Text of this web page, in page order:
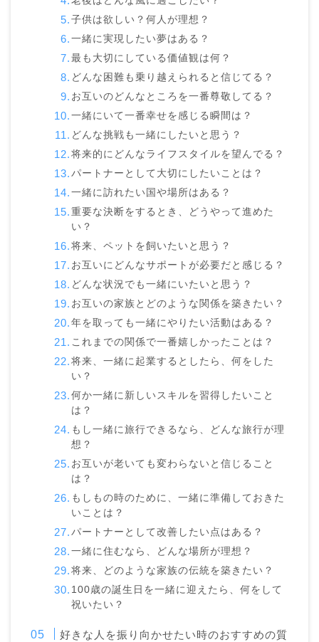
子供は欲しい？何人が理想？
一緒に実現したい夢はある？
最も大切にしている価値観は何？
どんな困難も乗り越えられると信じてる？
お互いのどんなところを一番尊敬してる？
一緒にいて一番幸せを感じる瞬間は？
どんな挑戦も一緒にしたいと思う？
将来的にどんなライフスタイルを望んでる？
パートナーとして大切にしたいことは？
一緒に訪れたい国や場所はある？
重要な決断をするとき、どうやって進めた
い？
将来、ペットを飼いたいと思う？
お互いにどんなサポートが必要だと感じる？
どんな状況でも一緒にいたいと思う？
お互いの家族とどのような関係を築きたい？
年を取っても一緒にやりたい活動はある？
これまでの関係で一番嬉しかったことは？
将来、一緒に起業するとしたら、何をした
い？
何か一緒に新しいスキルを習得したいこと
は？
もし一緒に旅行できるなら、どんな旅行が理
想？
お互いが老いても変わらないと信じること
は？
もしもの時のために、一緒に準備しておきた
いことは？
パートナーとして改善したい点はある？
一緒に住むなら、どんな場所が理想？
将来、どのような家族の伝統を築きたい？
100歳の誕生日を一緒に迎えたら、何をして
祝いたい？
好きな人を振り向かせたい時のおすすめの質